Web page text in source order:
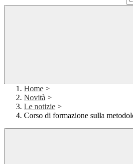
Home >
Novità >
Le notizie >
Corso di formazione sulla